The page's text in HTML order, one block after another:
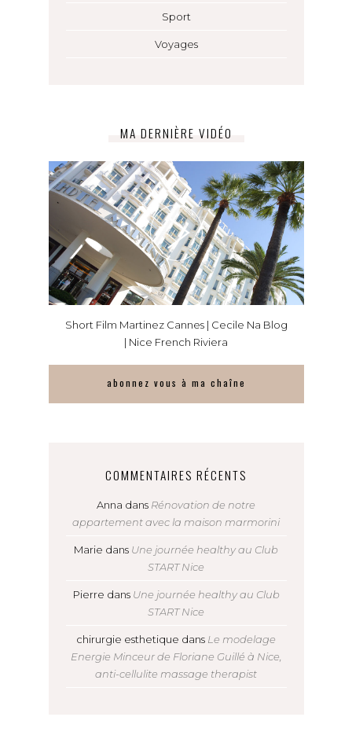
Sport
Voyages
MA DERNIÈRE VIDÉO
Short Film Martinez Cannes | Cecile Na Blog
| Nice French Riviera
abonnez vous à ma chaîne
COMMENTAIRES RÉCENTS
Anna dans Rénovation de notre
appartement avec la maison marmorini
Marie dans Une journée healthy au Club
START Nice
Pierre dans Une journée healthy au Club
START Nice
chirurgie esthetique dans Le modelage
Energie Minceur de Floriane Guillé à Nice,
anti-cellulite massage therapist